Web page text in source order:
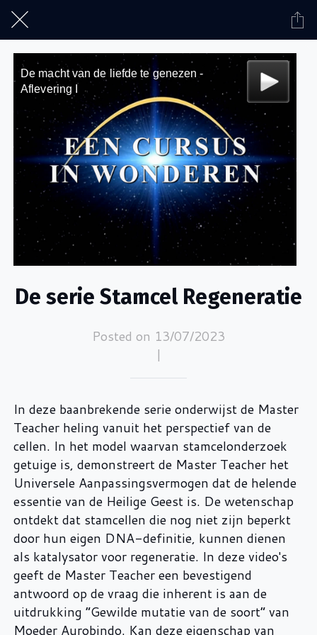
De serie Stamcel Regeneratie
Posted on 13/07/2023
|
In deze baanbrekende serie onderwijst de Master
Teacher heling vanuit het perspectief van de
cellen. In het model waarvan stamcelonderzoek
getuige is, demonstreert de Master Teacher het
Universele Aanpassingsvermogen dat de helende
essentie van de Heilige Geest is. De wetenschap
ontdekt dat stamcellen die nog niet zijn beperkt
door hun eigen DNA-definitie, kunnen dienen
als katalysator voor regeneratie. In deze video's
geeft de Master Teacher een bevestigend
antwoord op de vraag die inherent is aan de
uitdrukking “Gewilde mutatie van de soort” van
Moeder Aurobindo. Kan deze eigenschap van